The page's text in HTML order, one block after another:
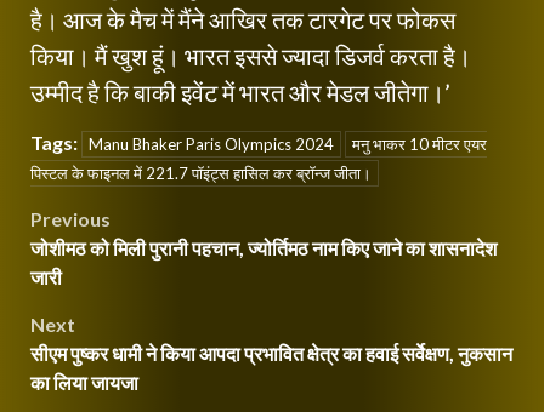
है। आज के मैच में मैंने आखिर तक टारगेट पर फोकस
किया। मैं खुश हूं। भारत इससे ज्यादा डिजर्व करता है।
उम्मीद है कि बाकी इवेंट में भारत और मेडल जीतेगा।’
Tags: Manu Bhaker Paris Olympics 2024
मनु भाकर 10 मीटर एयर
पिस्टल के फाइनल में 221.7 पॉइंट्स हासिल कर ब्रॉन्ज जीता।
Post
navigation
Previous
जोशीमठ को मिली पुरानी पहचान, ज्योर्तिमठ नाम किए जाने का शासनादेश
जारी
Next
सीएम पुष्कर धामी ने किया आपदा प्रभावित क्षेत्र का हवाई सर्वेक्षण, नुकसान
का लिया जायजा